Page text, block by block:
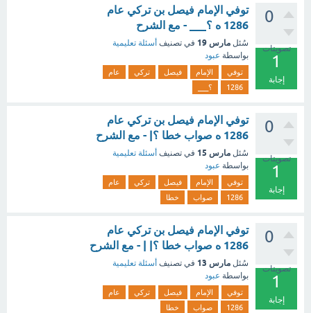
0
تصويتات
1
إجابة
توفي الإمام فيصل بن تركي عام
1286 ه ؟___ - مع الشرح
سُئل مارس 19 في تصنيف أسئلة تعليمية
بواسطة عبود
توفي الإمام فيصل تركي
عام
1286
؟___
0
تصويتات
1
إجابة
توفي الإمام فيصل بن تركي عام
1286 ه صواب خطا ؟| - مع الشرح
سُئل مارس 15 في تصنيف أسئلة تعليمية
بواسطة عبود
توفي الإمام فيصل تركي
عام
1286
صواب خطا
0
تصويتات
1
إجابة
توفي الإمام فيصل بن تركي عام
1286 ه صواب خطا ؟| | - مع الشرح
سُئل مارس 13 في تصنيف أسئلة تعليمية
بواسطة عبود
توفي الإمام فيصل تركي
عام
1286
صواب خطا